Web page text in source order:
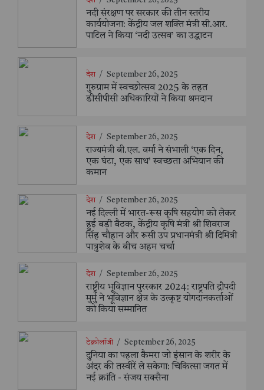
नदी संरक्षण पर सरकार की तीन स्तरीय
कार्ययोजना: केंद्रीय जल शक्ति मंत्री सी.आर.
पाटिल ने किया ‘नदी उत्सव’ का उद्घाटन
देश / September 26, 2025
गुरुग्राम में स्वच्छोत्सव 2025 के तहत
डीसीपीसी अधिकारियों ने किया श्रमदान
देश / September 26, 2025
राज्यमंत्री बी.एल. वर्मा ने संभाली ‘एक दिन,
एक घंटा, एक साथ’ स्वच्छता अभियान की
कमान
देश / September 26, 2025
नई दिल्ली में भारत-रूस कृषि सहयोग को लेकर
हुई बड़ी बैठक, केंद्रीय कृषि मंत्री श्री शिवराज
सिंह चौहान और रूसी उप प्रधानमंत्री श्री दिमित्री
पात्रुशेव के बीच अहम चर्चा
देश / September 26, 2025
राष्ट्रीय भूविज्ञान पुरस्कार 2024: राष्ट्रपति द्रौपदी
मुर्मु ने भूविज्ञान क्षेत्र के उत्कृष्ट योगदानकर्ताओं
को किया सम्मानित
टेक्नोलॉजी / September 26, 2025
दुनिया का पहला कैमरा जो इंसान के शरीर के
अंदर की तस्वीरें ले सकेगा: चिकित्सा जगत में
नई क्रांति - संजय सक्सैना